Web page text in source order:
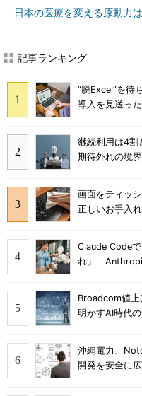
日本の医療を変える原動力
記事ランキング
“脱Excel”を待
導入を見送っ
継続利用は4
期待外れの境界
画面をティッ
正しいお手入
Claude Code
れ」
Broadcom値
明かすAI時代の
沖縄電力、
開発を安全に